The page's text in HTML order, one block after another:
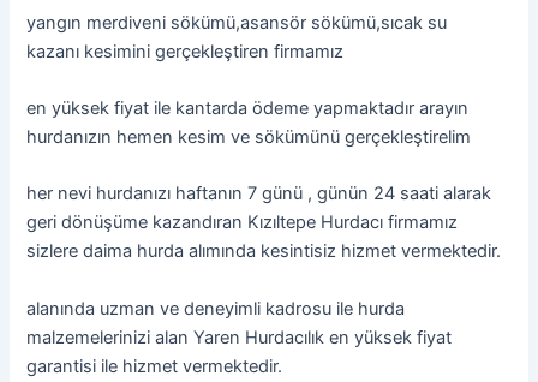
yangın merdiveni sökümü,asansör sökümü,sıcak su
kazanı kesimini gerçekleştiren firmamız
en yüksek fiyat ile kantarda ödeme yapmaktadır arayın
hurdanızın hemen kesim ve sökümünü gerçekleştirelim
her nevi hurdanızı haftanın 7 günü , günün 24 saati alarak
geri dönüşüme kazandıran Kızıltepe Hurdacı firmamız
sizlere daima hurda alımında kesintisiz hizmet vermektedir.
alanında uzman ve deneyimli kadrosu ile hurda
malzemelerinizi alan Yaren Hurdacılık en yüksek fiyat
garantisi ile hizmet vermektedir.